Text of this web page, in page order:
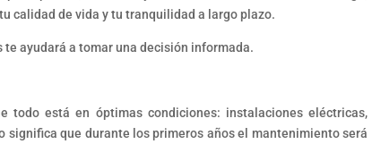
calidad de vida y tu tranquilidad a largo plazo.
ayudará a tomar una decisión informada.
todo está en óptimas condiciones: instalaciones eléctricas,
que durante los primeros años el mantenimiento será